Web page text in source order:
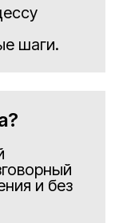
шаги.
и без